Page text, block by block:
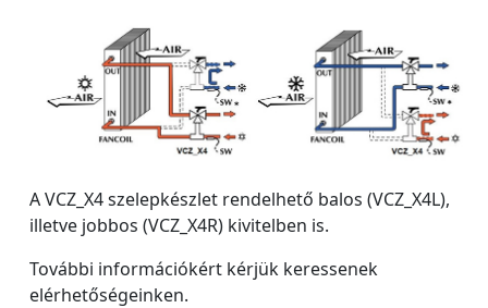
A VCZ_X4 szelepkészlet rendelhető balos (VCZ_X4L),
illetve jobbos (VCZ_X4R) kivitelben is.
További információkért kérjük keressenek
elérhetőségeinken.